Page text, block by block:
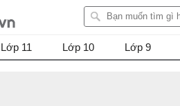
Lớp 11 Lớp 10 Lớp 9